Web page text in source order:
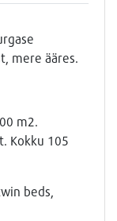
mere ääres.
m2.
Kokku 105
beds,